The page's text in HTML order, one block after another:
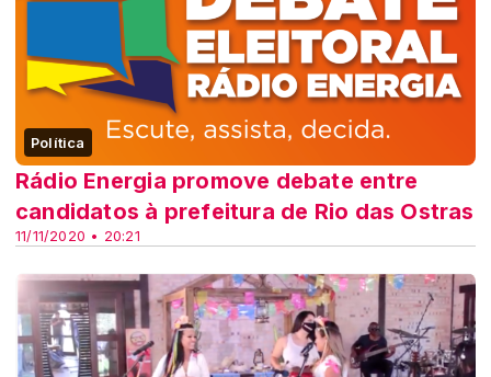
Política
11/11/2020 • 20:21
Rádio Energia promove debate entre
candidatos à prefeitura de Rio das Ostras